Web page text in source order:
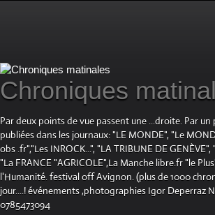
Chroniques
Par deux points de vue passent une ...droite. Par
publiées dans les journaux: "LE MONDE", "Le
obs .fr","Les INROCK...", "LA TRIBUNE DE
"La FRANCE "AGRICOLE",La Manche libre.fr "le
l'Humanité. festival off Avignon. (plus de 1000
jour....! événements ,photographies Igor Deperraz
0785473094